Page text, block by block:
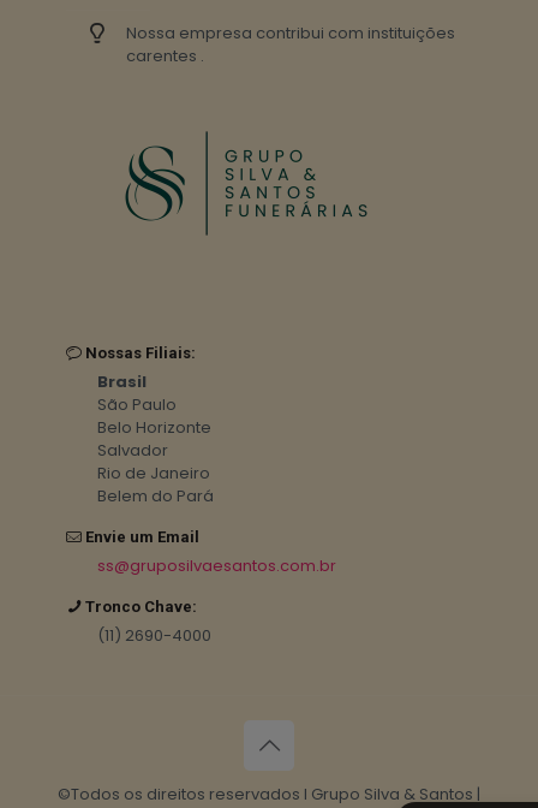
Nossa empresa contribui com instituições
carentes .
Nossas Filiais:
Brasil
São Paulo
Belo Horizonte
Salvador
Rio de Janeiro
Belem do Pará
Envie um Email
ss@gruposilvaesantos.com.br
Tronco Chave:
(11) 2690-4000
©Todos os direitos reservados I Grupo Silva & Santos |